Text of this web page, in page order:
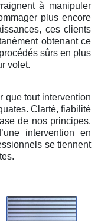
à manipuler
plus encore
ces clients
obtenant ce
sûrs en plus
volet.
que tout intervention
Clarté, fiabilité
de nos principes.
intervention en
se tiennent